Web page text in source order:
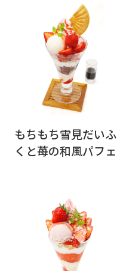
もちもち雪見だいふ
くと苺の和風パフェ